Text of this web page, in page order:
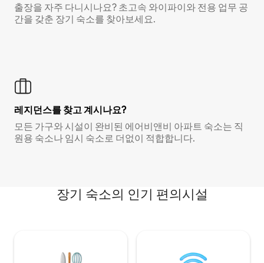
출장을 자주 다니시나요? 초고속 와이파이와 전용 업무 공
간을 갖춘 장기 숙소를 찾아보세요.
레지던스를 찾고 계시나요?
모든 가구와 시설이 완비된 에어비앤비 아파트 숙소는 직
원용 숙소나 임시 숙소로 더없이 적합합니다.
장기 숙소의 인기 편의시설